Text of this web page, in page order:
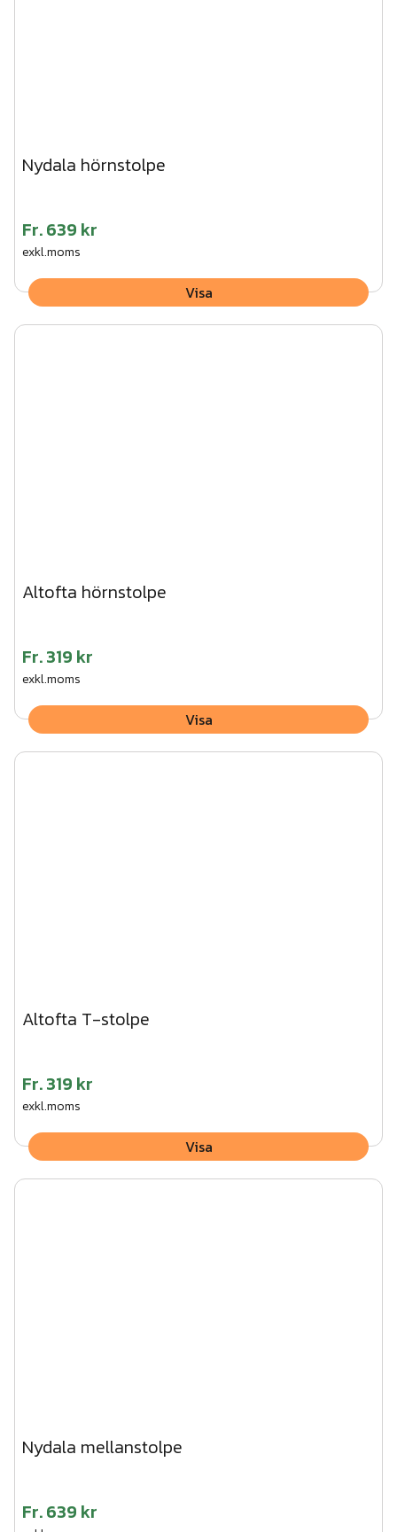
Nydala hörnstolpe
Fr.639 kr
exkl.moms
Visa
Altofta hörnstolpe
Fr.319 kr
exkl.moms
Visa
Altofta T-stolpe
Fr.319 kr
exkl.moms
Visa
Nydala mellanstolpe
Fr.639 kr